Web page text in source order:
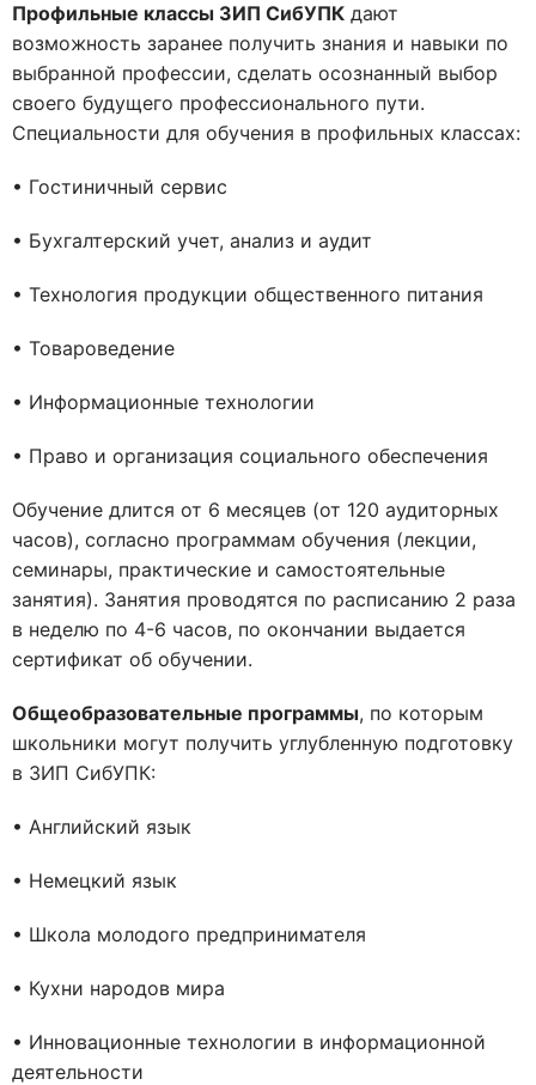
Профильные классы ЗИП СибУПК дают
возможность заранее получить знания и навыки по
выбранной профессии, сделать осознанный выбор
своего будущего профессионального пути.
Специальности для обучения в профильных классах:
• Гостиничный сервис
• Бухгалтерский учет, анализ и аудит
• Технология продукции общественного питания
• Товароведение
• Информационные технологии
• Право и организация социального обеспечения
Обучение длится от 6 месяцев (от 120 аудиторных
часов), согласно программам обучения (лекции,
семинары, практические и самостоятельные
занятия). Занятия проводятся по расписанию 2 раза
в неделю по 4-6 часов, по окончании выдается
сертификат об обучении.
Общеобразовательные программы, по которым
школьники могут получить углубленную подготовку
в ЗИП СибУПК:
• Английский язык
• Немецкий язык
• Школа молодого предпринимателя
• Кухни народов мира
• Инновационные технологии в информационной
деятельности